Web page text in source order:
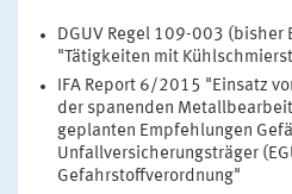
DGUV Regel 109-003 (bisher
"Tätigkeiten mit
IFA Report 6/2015 "Einsatz
der spanenden
geplanten Empfehlungen
Unfallversicherungsträger
Gefahrstoffverordnung"